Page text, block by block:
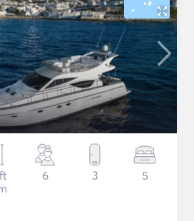
6 3 5